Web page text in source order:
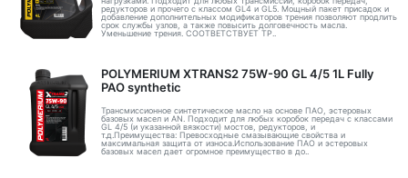
редукторов и прочего с классом GL4 и GL5. Мощный пакет присадок и
добавление дополнительных модификаторов трения позволяют продлить
срок службы узлов, а также повысить долговечность масла.
Уменьшение трения. СООТВЕТСТВУЕТ ТР..
POLYMERIUM XTRANS2 75W-90 GL 4/5 1L Fully
PAO synthetic
Трансмиссионное синтетическое масло на основе ПАО, эстеровых
базовых масел и AN. Подходит для любых коробок передач с классами
GL 4/5 (и указанной вязкости) мостов, редукторов, и
т.д.Преимущества: Превосходные смазывающие свойства и
максимальная защита от износа.Использование ПАО и эстеровых
базовых масел дает огромное преимущество в до..